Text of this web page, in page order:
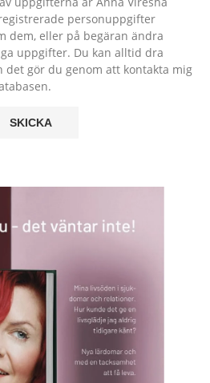
personuppgifter
dem, eller på begäran ändra
uppgifter. Du kan alltid dra
det gör du genom att kontakta mig